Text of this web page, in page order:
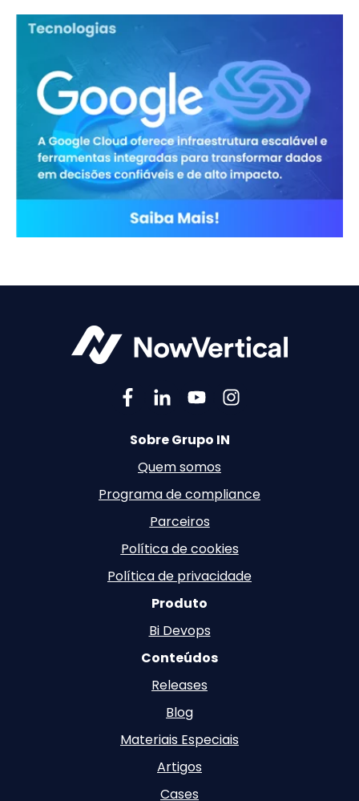
Sobre Grupo IN
Quem somos
Programa de compliance
Parceiros
Política de cookies
Política de privacidade
Produto
Bi Devops
Conteúdos
Releases
Blog
Materiais Especiais
Artigos
Cases